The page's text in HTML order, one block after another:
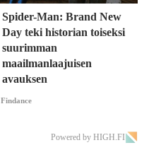
Spider-Man: Brand New
Day teki historian toiseksi
suurimman
maailmanlaajuisen
avauksen
Findance
Powered by HIGH.FI